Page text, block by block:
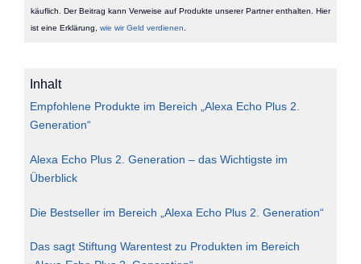
käuflich. Der Beitrag kann Verweise auf Produkte unserer Partner enthalten. Hier
ist eine Erklärung, wie wir Geld verdienen
Inhalt
Empfohlene Produkte im Bereich „Alexa Echo Plus 2.
Generation“
Alexa Echo Plus 2. Generation – das Wichtigste im
Überblick
Die Bestseller im Bereich „Alexa Echo Plus 2. Generation“
Das sagt Stiftung Warentest zu Produkten im Bereich